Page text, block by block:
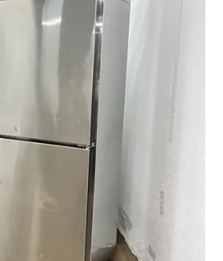
フライヤー
その他熱機器
板金物・シンク・調
ビッグアイス・その